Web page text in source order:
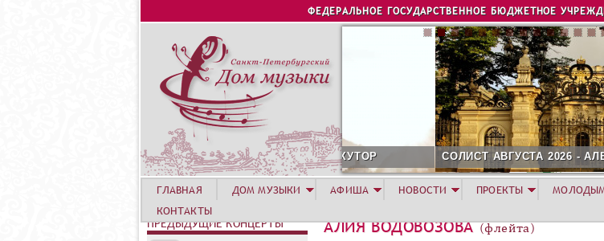
Jump to navigation
ФЕДЕРАЛЬНОЕ ГОСУДАРСТВЕННОЕ БЮДЖЕТНОЕ
КОНЦЕРТ ЛЕТНЕЙ АКАДЕМИИ. РОЗА ХУТОР СОЛИСТ АВГУСТА 2026 - АЛЕКСАНДР
АЛИЯ ВОДОВОЗОВА(флейта)
ГЛАВНАЯ ДОМ МУЗЫКИ АФИША НОВОСТИ ПРОЕКТЫ
КОНТАКТЫ
ПРЕДЫДУЩИЕ КОНЦЕРТЫ